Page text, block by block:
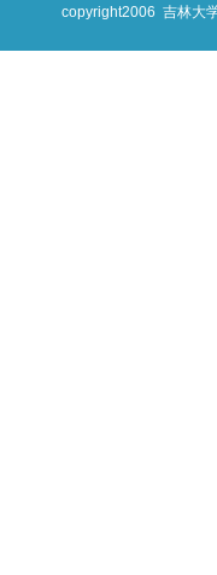
copyright2006 吉林大